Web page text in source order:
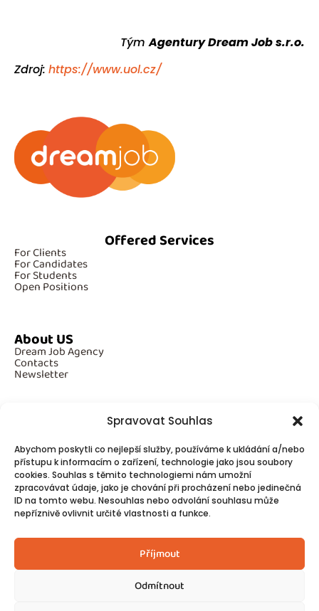
Spravovat Souhlas
Abychom poskytli co nejlepší služby, používáme k ukládání a/nebo
přístupu k informacím o zařízení, technologie jako jsou soubory
cookies. Souhlas s těmito technologiemi nám umožní
zpracovávat údaje, jako je chování při procházení nebo jedinečná
ID na tomto webu. Nesouhlas nebo odvolání souhlasu může
nepříznivě ovlivnit určité vlastnosti a funkce.
Příjmout
Odmítnout
TýmAgentury Dream Job s.r.o.
Zdroj: https://www.uol.cz/
Offered Services
For Clients
For Candidates
For Students
Open Positions
About US
Dream Job Agency
Contacts
Newsletter
Additional Information
GDPR
Cookies
Follow Us